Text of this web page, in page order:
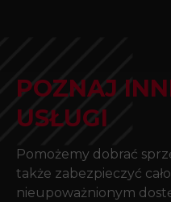
POZNAJ
USŁUGI
Pomożemy dobrać
także zabezpieczyć
nieupoważnionym